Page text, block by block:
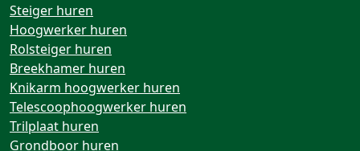
Steiger huren
Hoogwerker huren
Rolsteiger huren
Breekhamer huren
Knikarm hoogwerker huren
Telescoophoogwerker huren
Trilplaat huren
Grondboor huren